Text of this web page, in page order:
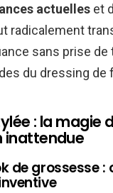
actuelles et
radicalement
sans prise de
du dressing de
: la magie
inattendue
de grossesse :